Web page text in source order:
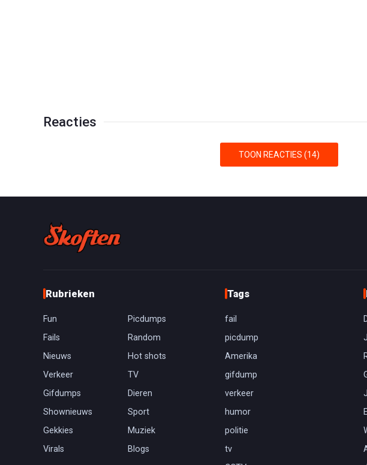
Reacties
TOON REACTIES (14)
Rubrieken
Fun
Picdumps
Fails
Random
Nieuws
Hot shots
Verkeer
TV
Gifdumps
Dieren
Shownieuws
Sport
Gekkies
Muziek
Virals
Blogs
Tags
fail
picdump
Amerika
gifdump
verkeer
humor
politie
tv